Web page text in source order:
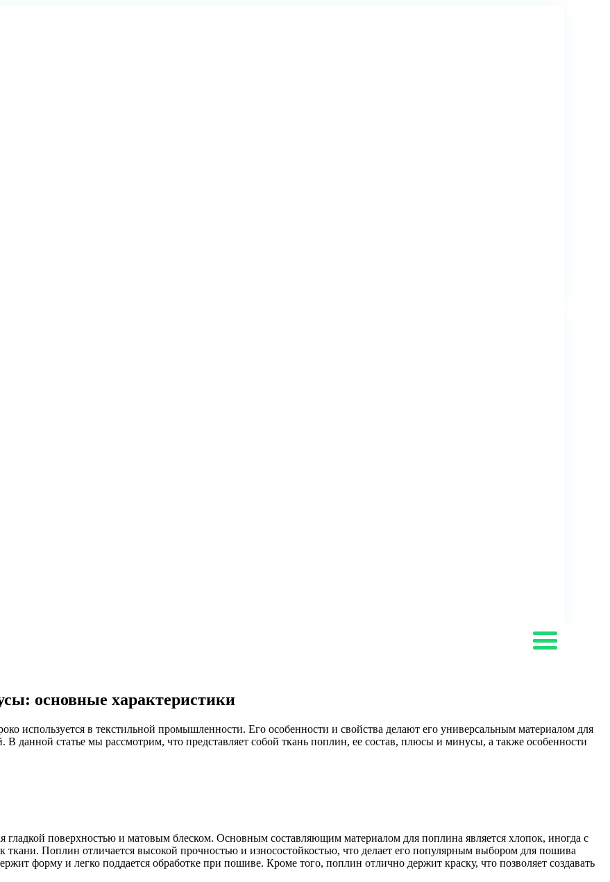
основные характеристики
используется в текстильной промышленности. Его особенности и свойства делают его универсальным материалом для
данной статье мы рассмотрим, что представляет собой ткань поплин, ее состав, плюсы и минусы, а также особенности
поверхностью и матовым блеском. Основным составляющим материалом для поплина является хлопок, иногда с
ткани. Поплин отличается высокой прочностью и износостойкостью, что делает его популярным выбором для пошива
форму и легко поддается обработке при пошиве. Кроме того, поплин отлично держит краску, что позволяет создавать